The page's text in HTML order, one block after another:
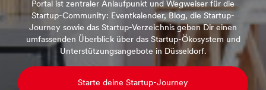
Portal ist zentraler Anlaufpunkt und Wegweiser für die
Startup-Community: Eventkalender, Blog, die Startup-
Journey sowie das Startup-Verzeichnis geben Dir einen
umfassenden Überblick über das Startup-Ökosystem und
Unterstützungsangebote in Düsseldorf.
Starte deine Startup-Journey